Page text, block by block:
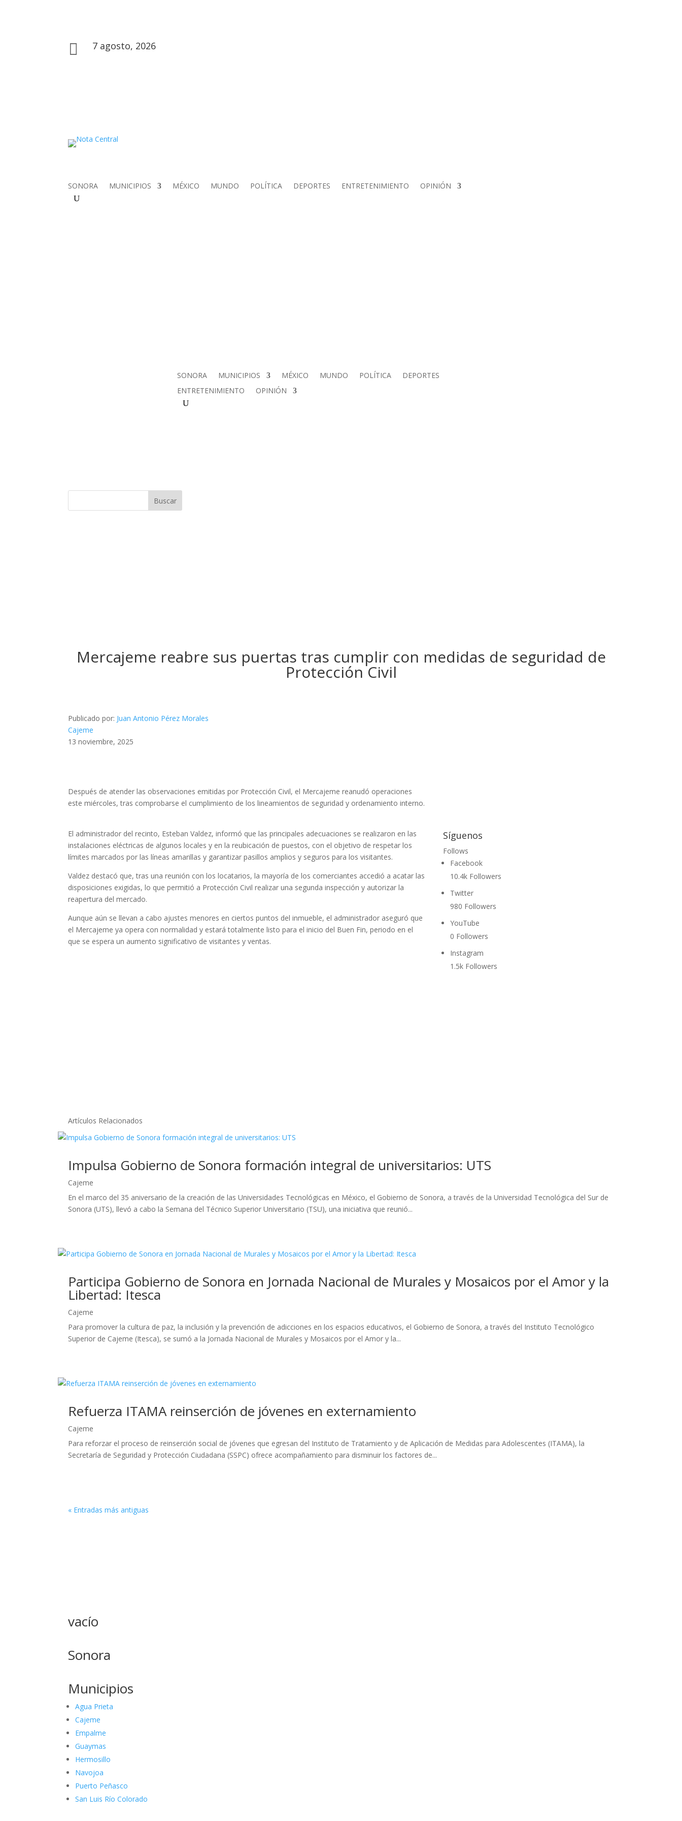
 7 agosto, 2026
SONORA MUNICIPIOS MÉXICO MUNDO POLÍTICA DEPORTES ENTRETENIMIENTO OPINIÓN
SONORA MUNICIPIOS MÉXICO MUNDO POLÍTICA
DEPORTES
ENTRETENIMIENTO
OPINIÓN
Buscar
Mercajeme reabre sus puertas tras cumplir con medidas de seguridad de
Protección Civil
Publicado por: Juan Antonio Pérez Morales
Cajeme
13 noviembre, 2025
Después de atender las observaciones emitidas por Protección Civil, el Mercajeme reanudó operaciones
este miércoles, tras comprobarse el cumplimiento de los lineamientos de seguridad y ordenamiento interno.
El administrador del recinto, Esteban Valdez, informó que las principales adecuaciones se realizaron en las
instalaciones eléctricas de algunos locales y en la reubicación de puestos, con el objetivo de respetar los
límites marcados por las líneas amarillas y garantizar pasillos amplios y seguros para los visitantes.
Valdez destacó que, tras una reunión con los locatarios, la mayoría de los comerciantes accedió a acatar las
disposiciones exigidas, lo que permitió a Protección Civil realizar una segunda inspección y autorizar la
reapertura del mercado.
Aunque aún se llevan a cabo ajustes menores en ciertos puntos del inmueble, el administrador aseguró que
el Mercajeme ya opera con normalidad y estará totalmente listo para el inicio del Buen Fin, periodo en el
que se espera un aumento significativo de visitantes y ventas.
Síguenos
Follows
Facebook
10.4k Followers
Twitter
980 Followers
YouTube
0 Followers
Instagram
1.5k Followers
Artículos Relacionados
Impulsa Gobierno de Sonora formación integral de universitarios: UTS
Cajeme
En el marco del 35 aniversario de la creación de las Universidades Tecnológicas en México, el Gobierno de Sonora, a través de la Universidad Tecnológica del Sur de
Sonora (UTS), llevó a cabo la Semana del Técnico Superior Universitario (TSU), una iniciativa que reunió...
Participa Gobierno de Sonora en Jornada Nacional de Murales y Mosaicos por el Amor y la
Libertad: Itesca
Cajeme
Para promover la cultura de paz, la inclusión y la prevención de adicciones en los espacios educativos, el Gobierno de Sonora, a través del Instituto Tecnológico
Superior de Cajeme (Itesca), se sumó a la Jornada Nacional de Murales y Mosaicos por el Amor y la...
Refuerza ITAMA reinserción de jóvenes en externamiento
Cajeme
Para reforzar el proceso de reinserción social de jóvenes que egresan del Instituto de Tratamiento y de Aplicación de Medidas para Adolescentes (ITAMA), la
Secretaría de Seguridad y Protección Ciudadana (SSPC) ofrece acompañamiento para disminuir los factores de...
« Entradas más antiguas
vacío
Sonora
Municipios
Agua Prieta
Cajeme
Empalme
Guaymas
Hermosillo
Navojoa
Puerto Peñasco
San Luis Río Colorado